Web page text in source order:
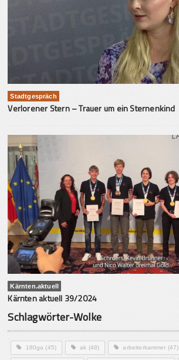
Stadtgespräch
Verlorener Stern – Trauer um ein Sternenkind
Kärnten.aktuell
Kärnten aktuell 39/2024
Schlagwörter-Wolke
180ga (45) ak (48) arbeiterkammer (47)